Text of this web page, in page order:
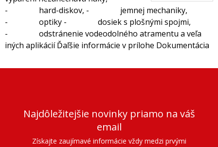
- hard-diskov, - jemnej mechaniky,
- optiky - dosiek s plošnými spojmi,
- odstránenie vodeodolného atramentu a veľa
iných aplikácií Ďaľšie informácie v prílohe Dokumentácia
Najdôležitejšie novinky priamo na váš
email
Získajte zaujímavé informácie vždy medzi prvými